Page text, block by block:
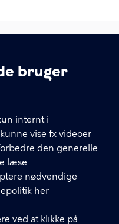
bruger
internt i
vise fx videoer
den generelle
læse
nødvendige
her
ved at klikke på